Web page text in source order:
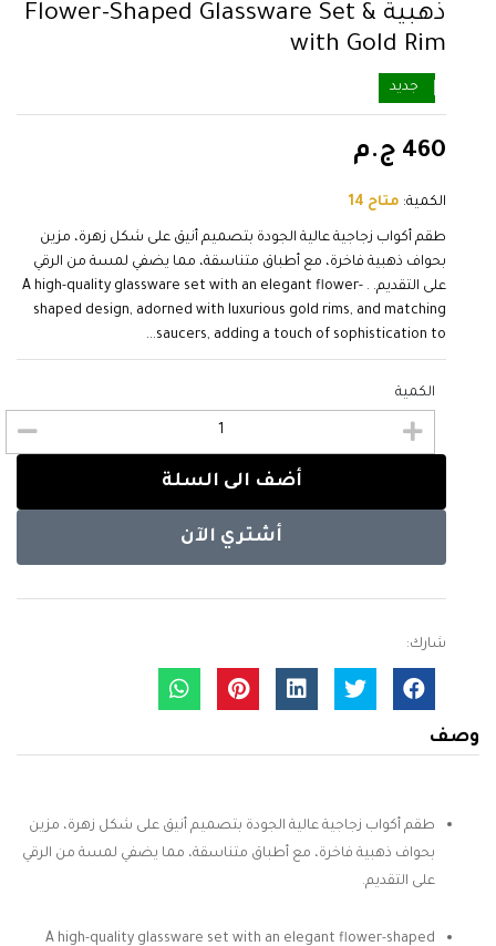
ذهبية & Flower-Shaped Glassware Set
with Gold Rim
جديد
460 ج.م
الكمية: متاح 14
طقم أكواب زجاجية عالية الجودة بتصميم أنيق على شكل زهرة، مزين
بحواف ذهبية فاخرة، مع أطباق متناسقة، مما يضفي لمسة من الرقي
على التقديم. . A high-quality glassware set with an elegant flower-
shaped design, adorned with luxurious gold rims, and matching
saucers, adding a touch of sophistication to...
الكمية
أضف الى السلة
أشتري الآن
شارك:
وصف
طقم أكواب زجاجية عالية الجودة بتصميم أنيق على شكل زهرة، مزين
بحواف ذهبية فاخرة، مع أطباق متناسقة، مما يضفي لمسة من الرقي
على التقديم.
A high-quality glassware set with an elegant flower-shaped